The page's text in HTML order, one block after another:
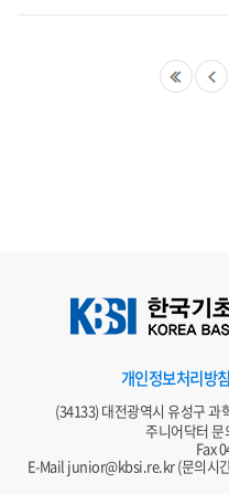
개인정보처리방침
(34133) 대전광역시 유성구 과
주니어닥터 문
Fax
E-Mail junior@kbsi.re.kr(문의시